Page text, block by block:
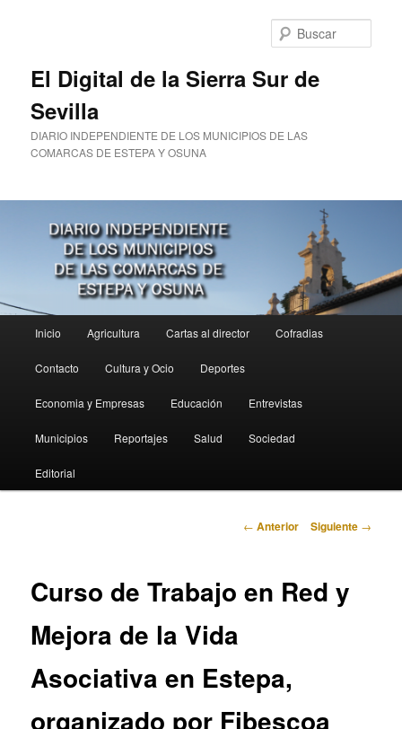
El Digital de la Sierra Sur de
Sevilla
DIARIO INDEPENDIENTE DE LOS MUNICIPIOS DE LAS
COMARCAS DE ESTEPA Y OSUNA
principal
Inicio Agricultura Cartas al director Cofradias
Contacto Cultura y Ocio Deportes
Economia y Empresas Educación Entrevistas
Municipios Reportajes Salud Sociedad
Editorial
Navegación
← Anterior Siguiente →
Curso de Trabajo en Red y
Mejora de la Vida
Asociativa en Estepa,
organizado por Fibescoa